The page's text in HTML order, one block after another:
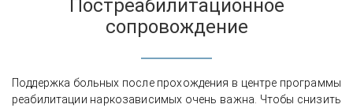
Постреабилитационное
сопровождение
Поддержка больных после прохождения в центре программы
реабилитации наркозависимых очень важна. Чтобы снизить